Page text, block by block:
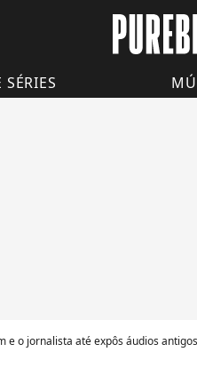
SÉRIES
e o jornalista até expôs áudios